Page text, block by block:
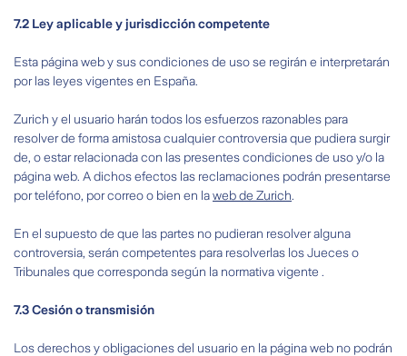
7.2 Ley aplicable y jurisdicción competente
Esta página web y sus condiciones de uso se regirán e interpretarán
por las leyes vigentes en España.
Zurich y el usuario harán todos los esfuerzos razonables para
resolver de forma amistosa cualquier controversia que pudiera surgir
de, o estar relacionada con las presentes condiciones de uso y/o la
página web. A dichos efectos las reclamaciones podrán presentarse
por teléfono, por correo o bien en laweb de Zurich.
En el supuesto de que las partes no pudieran resolver alguna
controversia, serán competentes para resolverlas los Jueces o
Tribunales que corresponda según la normativa vigente .
7.3 Cesión o transmisión
Los derechos y obligaciones del usuario en la página web no podrán